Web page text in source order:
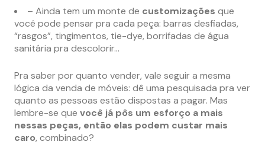
– Ainda tem um monte de customizações que
você pode pensar pra cada peça: barras desfiadas,
“rasgos”, tingimentos, tie-dye, borrifadas de água
sanitária pra descolorir…
Pra saber por quanto vender, vale seguir a mesma
lógica da venda de móveis: dê uma pesquisada pra ver
quanto as pessoas estão dispostas a pagar. Mas
lembre-se que você já pôs um esforço a mais
nessas peças, então elas podem custar mais
caro, combinado?